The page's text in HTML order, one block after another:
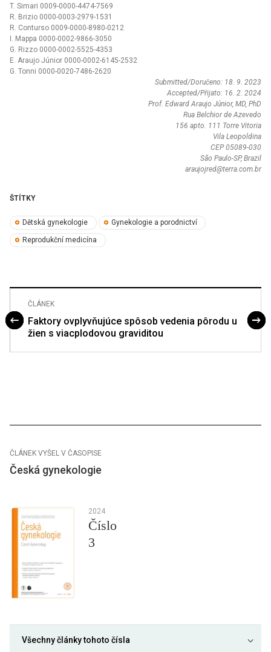
T. Simari 0009-0000-4474-7569
R. Brizio 0000-0003-2979-1531
R. Conturso 0009-0000-8980-0212
I. Mappa 0000-0002-9866-3050
G. Rizzo 0000-0002-5525-4353
E. Araujo Júnior 0000-0002-6145-2532
G. Tonni 0000-0020-7486-2620
Submitted/Doručeno: 18. 9. 2023
Accepted/Přijato: 16. 2. 2024
Prof. Edward Araujo Júnior, MD, PhD
Rua Belchior de Azevedo
156 apto. 111 Torre Vitoria
Vila Leopoldina
CEP 05089-030
São Paulo-SP, Brazil
araujojred@terra.com.br
ŠTÍTKY
Dětská gynekologie Gynekologie a porodnictví
Reprodukční medicína
ČLÁNEK
Faktory ovplyvňujúce spôsob vedenia pôrodu u
žien s viacplodovou graviditou
ČLÁNEK VYŠEL V ČASOPISE
Česká gynekologie
2024
Číslo
3
Všechny články tohoto čísla